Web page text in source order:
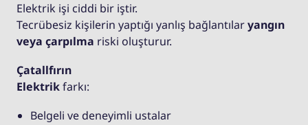
Elektrik işi ciddi bir iştir.
Tecrübesiz kişilerin yaptığı yanlış bağlantılaryangın
veya çarpılma riski oluşturur.
Çatallfırın
Elektrikfarkı:
Belgeli ve deneyimli ustalar